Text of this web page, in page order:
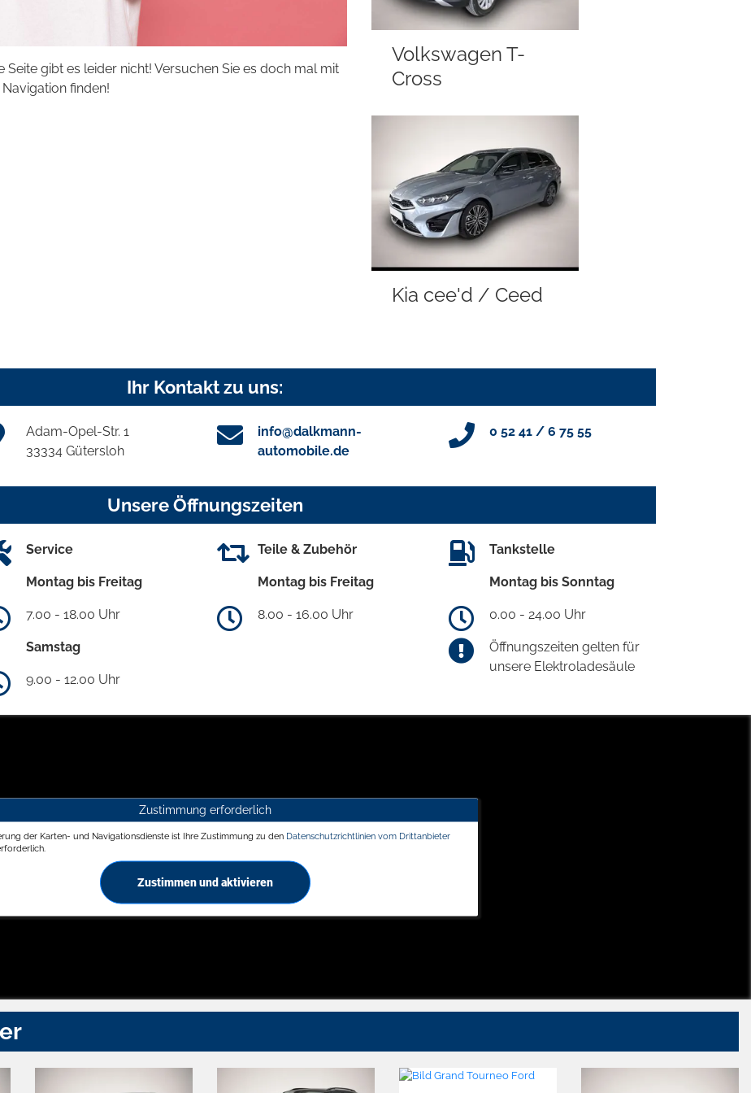
gibt es leider nicht! Versuchen Sie es doch mal mit
finden!
Volkswagen T-
Cross
Kia cee'd / Ceed
Ihr Kontakt zu uns:
Adam-Opel-Str. 1
33334 Gütersloh
info@dalkmann-
automobile.de
0 52 41 / 6 75 55
Unsere Öffnungszeiten
Service
Montag bis Freitag
7.00 - 18.00 Uhr
Samstag
9.00 - 12.00 Uhr
Teile & Zubehör
Montag bis Freitag
8.00 - 16.00 Uhr
Tankstelle
Montag bis Sonntag
0.00 - 24.00 Uhr
Öffnungszeiten gelten für
unsere Elektroladesäule
Zustimmung erforderlich
der Karten- und Navigationsdienste ist Ihre Zustimmung zu den Datenschutzrichtlinien vom Drittanbieter
Zustimmen und aktivieren